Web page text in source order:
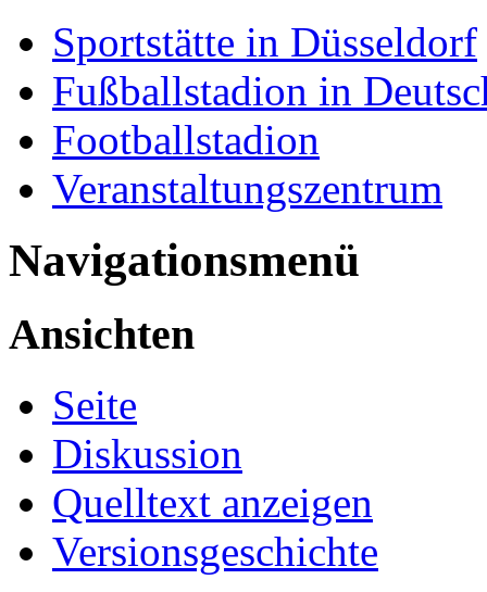
Sportstätte in Düsseldorf
Fußballstadion in
Footballstadion
Veranstaltungszentrum
Navigationsmenü
Ansichten
Seite
Diskussion
Quelltext anzeigen
Versionsgeschichte